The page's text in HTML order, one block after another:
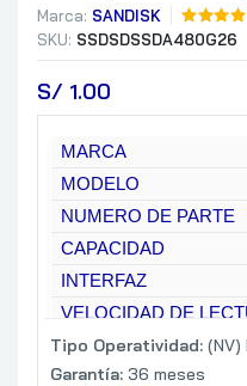
Marca: SANDISK
SKU: SSDSDSSDA480G26
S/ 1.00
MARCA
MODELO
NUMERO DE PARTE
CAPACIDAD
INTERFAZ
VELOCIDAD DE
VELOCIDAD DE
ESCRITURA
Tipo Operatividad: (NV)
Garantía: 36 meses